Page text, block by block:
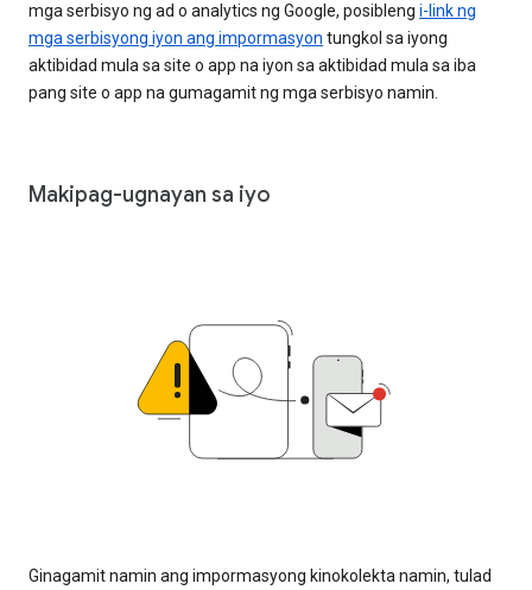
mga serbisyo ng ad o analytics ng Google, posibleng i-link ng
mga serbisyong iyon ang impormasyon tungkol sa iyong
aktibidad mula sa site o app na iyon sa aktibidad mula sa iba
pang site o app na gumagamit ng mga serbisyo namin.
Makipag-ugnayan sa iyo
Ginagamit namin ang impormasyong kinokolekta namin, tulad